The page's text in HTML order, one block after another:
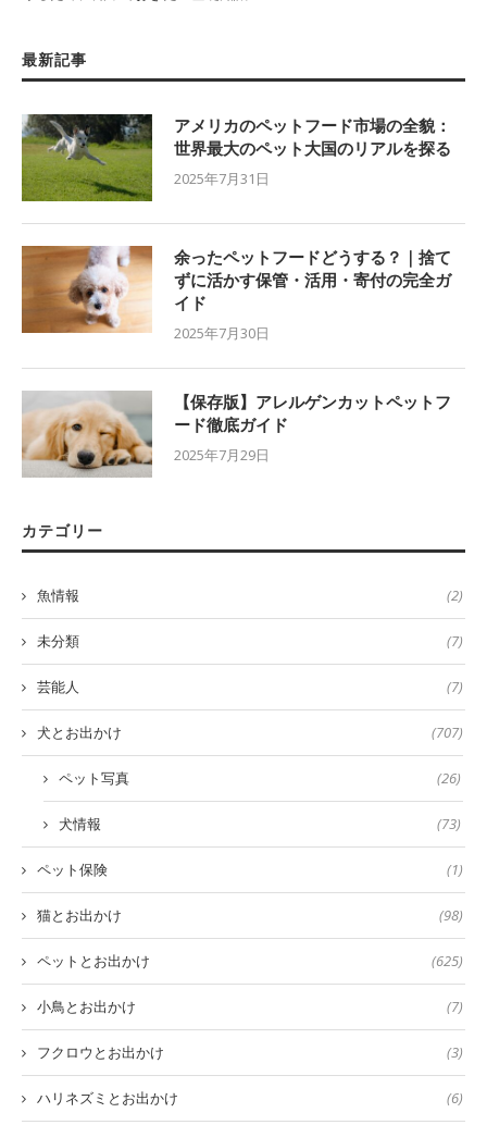
最新記事
アメリカのペットフード市場の全貌：
世界最大のペット大国のリアルを探る
2025年7月31日
余ったペットフードどうする？｜捨て
ずに活かす保管・活用・寄付の完全ガ
イド
2025年7月30日
【保存版】アレルゲンカットペットフ
ード徹底ガイド
2025年7月29日
カテゴリー
魚情報 (2)
未分類 (7)
芸能人 (7)
犬とお出かけ (707)
ペット写真 (26)
犬情報 (73)
ペット保険 (1)
猫とお出かけ (98)
ペットとお出かけ (625)
小鳥とお出かけ (7)
フクロウとお出かけ (3)
ハリネズミとお出かけ (6)